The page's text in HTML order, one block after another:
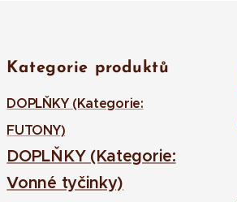
Kategorie produktů
DOPLŇKY (Kategorie:
FUTONY)
DOPLŇKY (Kategorie:
Vonné tyčinky)